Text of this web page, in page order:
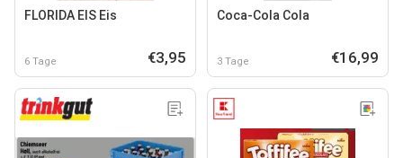
FLORIDA EIS Eis
6 Tage €3,95
Coca-Cola Cola
3 Tage €16,99